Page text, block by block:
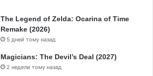
The Legend of Zelda: Ocarina of Time
Remake (2026)
5 дней тому назад
Magicians: The Devil’s Deal (2027)
2 недели тому назад